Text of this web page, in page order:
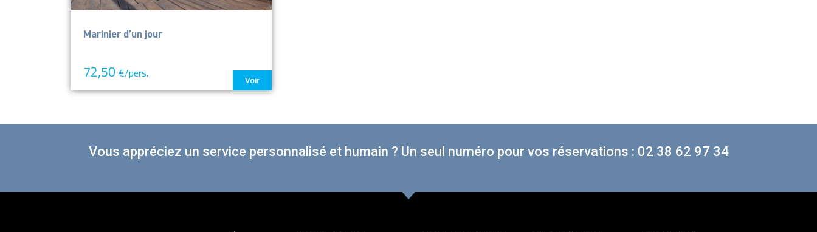
Marinier d’un jour
72,50 €/pers.
Voir
Vous appréciez un service personnalisé et humain ? Un seul numéro pour vos réservations : 02 38 62 97 34